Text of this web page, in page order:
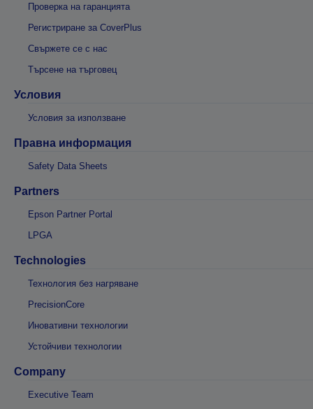
Проверка на гаранцията
Регистриране за CoverPlus
Свържете се с нас
Търсене на търговец
Условия
Условия за използване
Правна информация
Safety Data Sheets
Partners
Epson Partner Portal
LPGA
Technologies
Технология без нагряване
PrecisionCore
Иновативни технологии
Устойчиви технологии
Company
Executive Team